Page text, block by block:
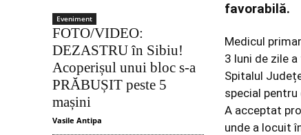
Eveniment
FOTO/VIDEO:
DEZASTRU în Sibiu!
Acoperișul unui bloc s-a
PRĂBUȘIT peste 5
mașini
Vasile Antipa
favorabilă.
Medicul
3 luni de zile
Spitalul
special pentru
A acceptat
unde a locuit